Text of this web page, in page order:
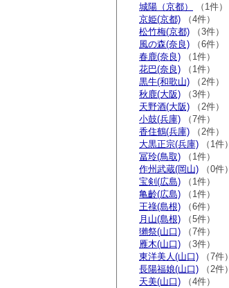
城陽（京都）
（1件）
京姫(京都) （4件）
松竹梅(京都) （3件）
風の森(奈良) （6件）
春鹿(奈良) （1件）
花巴(奈良) （1件）
黒牛(和歌山) （2件）
秋鹿(大阪) （3件）
天野酒(大阪) （2件）
小鼓(兵庫) （7件）
香住鶴(兵庫) （2件）
大黒正宗(兵庫) （1件）
冨玲(鳥取) （1件）
作州武蔵(岡山) （0件）
宝剣(広島) （1件）
亀齡(広島) （1件）
王祿(島根) （6件）
月山(島根) （5件）
獺祭(山口) （7件）
雁木(山口) （3件）
東洋美人(山口) （7件）
長陽福娘(山口) （2件）
天美(山口) （4件）